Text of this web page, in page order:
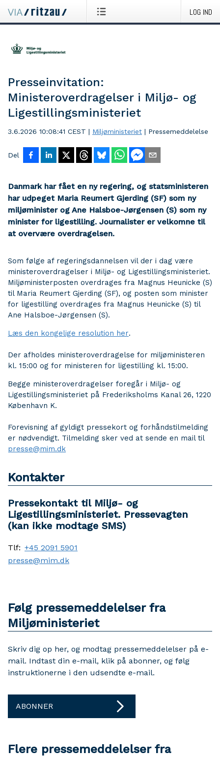
LOG IND
Presseinvitation:
Ministeroverdragelser i Miljø- og
Ligestillingsministeriet
3.6.2026 10:08:41 CEST | Miljøministeriet | Pressemeddelelse
Del
Danmark har fået en ny regering, og statsministeren
har udpeget Maria Reumert Gjerding (SF) som ny
miljøminister og Ane Halsboe-Jørgensen (S) som ny
minister for ligestilling. Journalister er velkomne til
at overvære overdragelsen.
Som følge af regeringsdannelsen vil der i dag være
ministeroverdragelser i Miljø- og Ligestillingsministeriet.
Miljøministerposten overdrages fra Magnus Heunicke (S)
til Maria Reumert Gjerding (SF), og posten som minister
for ligestilling overdrages fra Magnus Heunicke (S) til
Ane Halsboe-Jørgensen (S).
Læs den kongelige resolution her.
Der afholdes ministeroverdragelse for miljøministeren
kl. 15:00 og for ministeren for ligestilling kl. 15:00.
Begge ministeroverdragelser foregår i Miljø- og
Ligestillingsministeriet på Frederiksholms Kanal 26, 1220
København K.
Forevisning af gyldigt pressekort og forhåndstilmelding
er nødvendigt. Tilmelding sker ved at sende en mail til
presse@mim.dk
Kontakter
Pressekontakt til Miljø- og
Ligestillingsministeriet. Pressevagten
(kan ikke modtage SMS)
Tlf: +45 2091 5901
presse@mim.dk
Følg pressemeddelelser fra
Miljøministeriet
Skriv dig op her, og modtag pressemeddelelser på e-
mail. Indtast din e-mail, klik på abonner, og følg
instruktionerne i den udsendte e-mail.
ABONNER
Flere pressemeddelelser fra